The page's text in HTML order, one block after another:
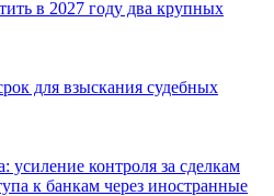
в 2027 году два крупных
для взыскания судебных
усиление контроля за сделкам
к банкам через иностранные